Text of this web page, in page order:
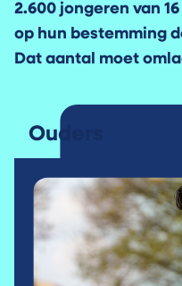
2.600 jongeren van
op hun bestemming
Dat aantal moet
Ouders